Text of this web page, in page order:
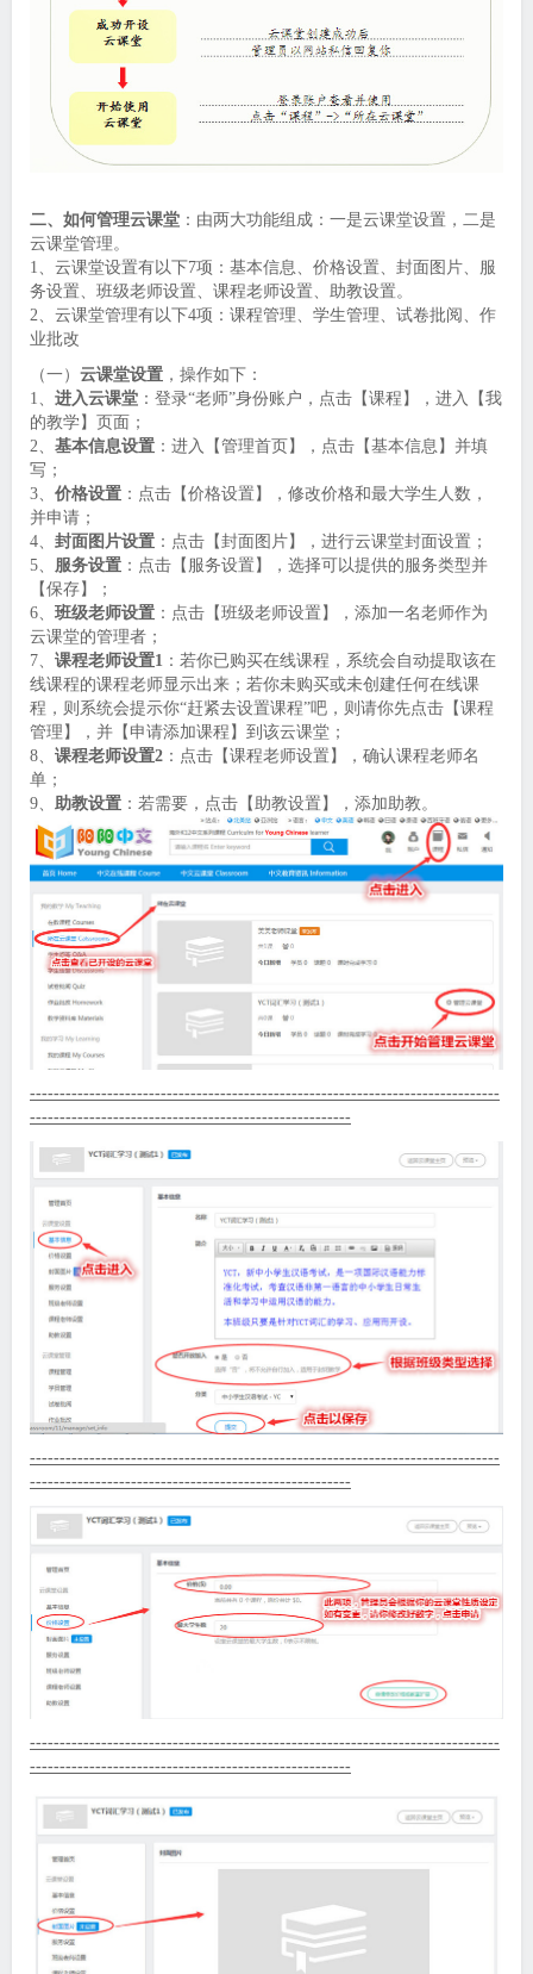
二、如何管理云课堂 ：由两大功能组成：一是云课堂设置，二是
云课堂管理。
1、云课堂设置有以下7项：基本信息、价格设置、封面图片、服
务设置、班级老师设置、课程老师设置、助教设置。
2、云课堂管理有以下4项：课程管理、学生管理、试卷批阅、作
业批改
（一） 云课堂设置 ，操作如下：
1、 进入云课堂 ：登录“老师”身份账户，点击【课程】，进入【我
的教学】页面；
2、 基本信息设置 ：进入【管理首页】，点击【基本信息】并填
写；
3、 价格设置 ：点击【价格设置】，修改价格和最大学生人数，
并申请；
4、 封面图片设置 ：点击【封面图片】，进行云课堂封面设置；
5、 服务设置 ：点击【服务设置】，选择可以提供的服务类型并
【保存】；
6、 班级老师设置 ：点击【班级老师设置】，添加一名老师作为
云课堂的管理者；
7、 课程老师设置1 ：若你已购买在线课程，系统会自动提取该在
线课程的课程老师显示出来；若你未购买或未创建任何在线课
程，则系统会提示你“赶紧去设置课程”吧，则请你先点击【课程
管理】，并【申请添加课程】到该云课堂；
8、 课程老师设置2 ：点击【课程老师设置】，确认课程老师名
单；
9、
助教设置 ：若需要，点击【助教设置】，添加助教。
-------------------------------------------------------------------------------
------------------------------------------------------
-------------------------------------------------------------------------------
------------------------------------------------------
-------------------------------------------------------------------------------
------------------------------------------------------